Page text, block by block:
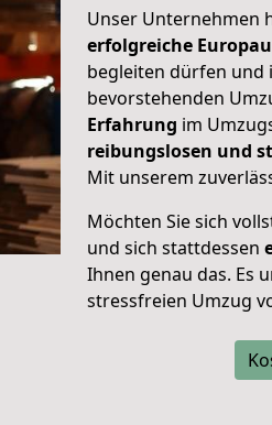
Unser Unternehmen
erfolgreiche
begleiten dürfen
bevorstehenden
Erfahrung im
reibungslosen und
Mit unserem
Möchten Sie sich
und sich stattdessen
Ihnen genau das. Es
stressfreien Umzug